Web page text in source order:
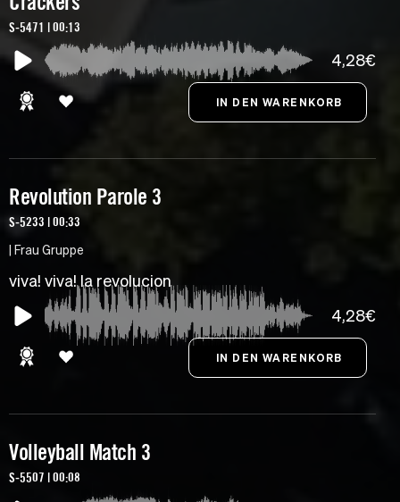
S-5471 | 00:13
4,28€
Revolution Parole 3
S-5233 | 00:33
| Frau Gruppe
viva! viva! la revolucion
4,28€
Volleyball Match 3
S-5507 | 00:08